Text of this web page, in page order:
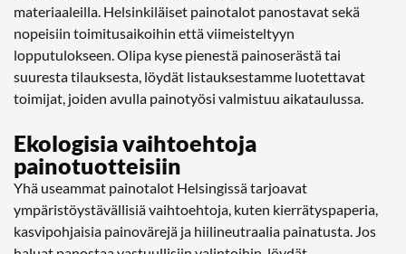
materiaaleilla. Helsinkiläiset painotalot panostavat sekä
nopeisiin toimitusaikoihin että viimeisteltyyn
lopputulokseen. Olipa kyse pienestä painoserästä tai
suuresta tilauksesta, löydät listauksestamme luotettavat
toimijat, joiden avulla painotyösi valmistuu aikataulussa.
Ekologisia vaihtoehtoja
painotuotteisiin
Yhä useammat painotalot Helsingissä tarjoavat
ympäristöystävällisiä vaihtoehtoja, kuten kierrätyspaperia,
kasvipohjaisia painovärejä ja hiilineutraalia painatusta. Jos